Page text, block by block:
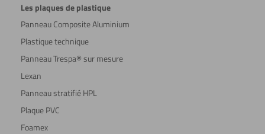
Les plaques de plastique
Panneau Composite Aluminium
Plastique technique
Panneau Trespa® sur mesure
Lexan
Panneau stratifié HPL
Plaque PVC
Foamex